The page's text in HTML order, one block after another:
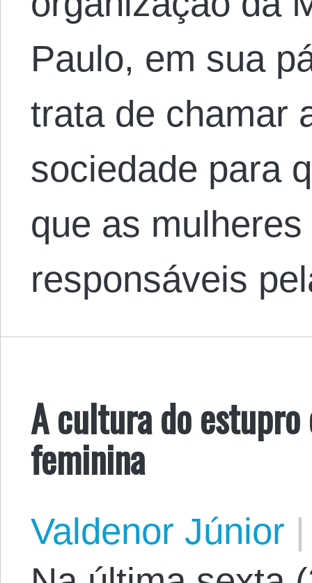
Paulo, em sua
trata de chamar
sociedade para
que as
responsáveis
A cultura do estupro
feminina
Valdenor Júnior |